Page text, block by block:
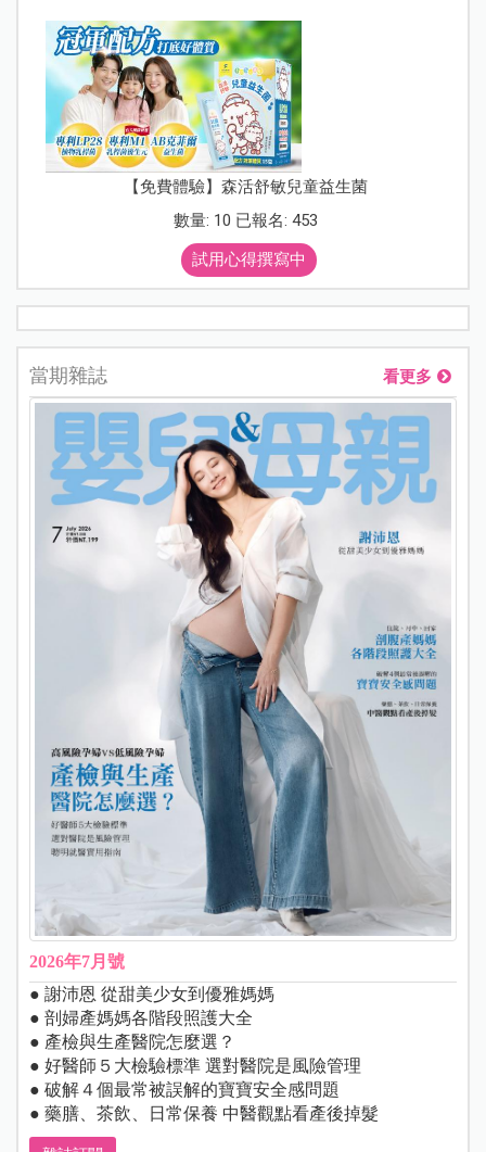
【免費體驗】森活舒敏兒童益生菌
數量: 10 已報名: 453
試用心得撰寫中
當期雜誌 看更多
2026年7月號
● 謝沛恩 從甜美少女到優雅媽媽
● 剖婦產媽媽各階段照護大全
● 產檢與生產醫院怎麼選？
● 好醫師５大檢驗標準 選對醫院是風險管理
● 破解４個最常被誤解的寶寶安全感問題
● 藥膳、茶飲、日常保養 中醫觀點看產後掉髮